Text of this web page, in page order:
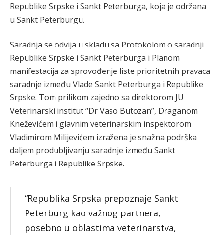
Republike Srpske i Sankt Peterburga, koja je održana
u Sankt Peterburgu.
Saradnja se odvija u skladu sa Protokolom o saradnji
Republike Srpske i Sankt Peterburga i Planom
manifestacija za sprovođenje liste prioritetnih pravaca
saradnje između Vlade Sankt Peterburga i Republike
Srpske. Tom prilikom zajedno sa direktorom JU
Veterinarski institut “Dr Vaso Butozan”, Draganom
Kneževićem i glavnim veterinarskim inspektorom
Vladimirom Milijevićem izražena je snažna podrška
daljem produbljivanju saradnje između Sankt
Peterburga i Republike Srpske.
“Republika Srpska prepoznaje Sankt
Peterburg kao važnog partnera,
posebno u oblastima veterinarstva,